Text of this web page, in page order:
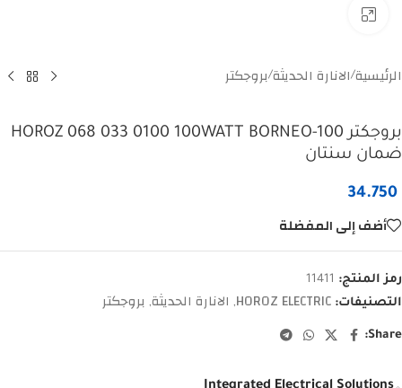
الرئيسية/الانارة الحديثة/بروجكتر
بروجكتر HOROZ 068 033 0100 100WATT BORNEO-100
ضمان سنتان
34.750
أضف إلى المفضلة
رمز المنتج: 11411
التصنيفات: HOROZ ELECTRIC
, الانارة الحديثة, بروجكتر
Share: